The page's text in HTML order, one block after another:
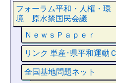
フォーラム平和・人権・環
境 原水禁国民会議
ＮｅｗｓＰａｐｅｒ
リンク 単産･県平和運動Ｃ
全国基地問題ネット